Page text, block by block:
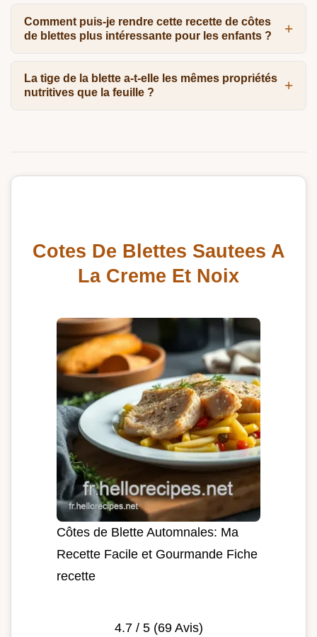
Comment puis-je rendre cette recette de côtes
de blettes plus intéressante pour les enfants ?
La tige de la blette a-t-elle les mêmes propriétés
nutritives que la feuille ?
Cotes De Blettes Sautees A
La Creme Et Noix
Côtes de Blette Automnales: Ma
Recette Facile et Gourmande Fiche
recette
4.7/ 5 (69Avis)